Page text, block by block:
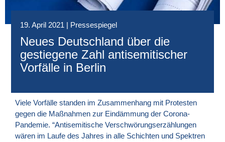
19. April 2021 | Pressespiegel
Neues Deutschland über die
gestiegene Zahl antisemitischer
Vorfälle in Berlin
Viele Vorfälle standen im Zusammenhang mit Protesten
gegen die Maßnahmen zur Eindämmung der Corona-
Pandemie. “Antisemitische Verschwörungserzählungen
wären im Laufe des Jahres in alle Schichten und Spektren